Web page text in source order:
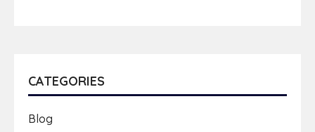
CATEGORIES
Blog